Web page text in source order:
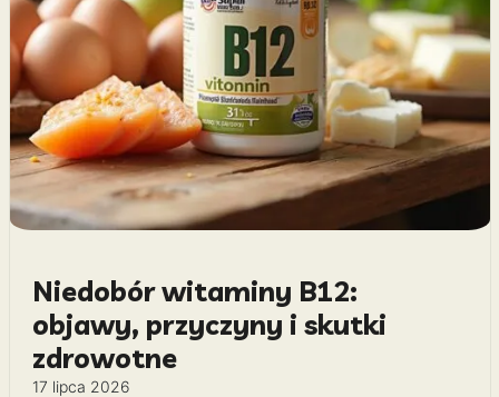
Niedobór witaminy B12:
objawy, przyczyny i skutki
zdrowotne
17 lipca 2026